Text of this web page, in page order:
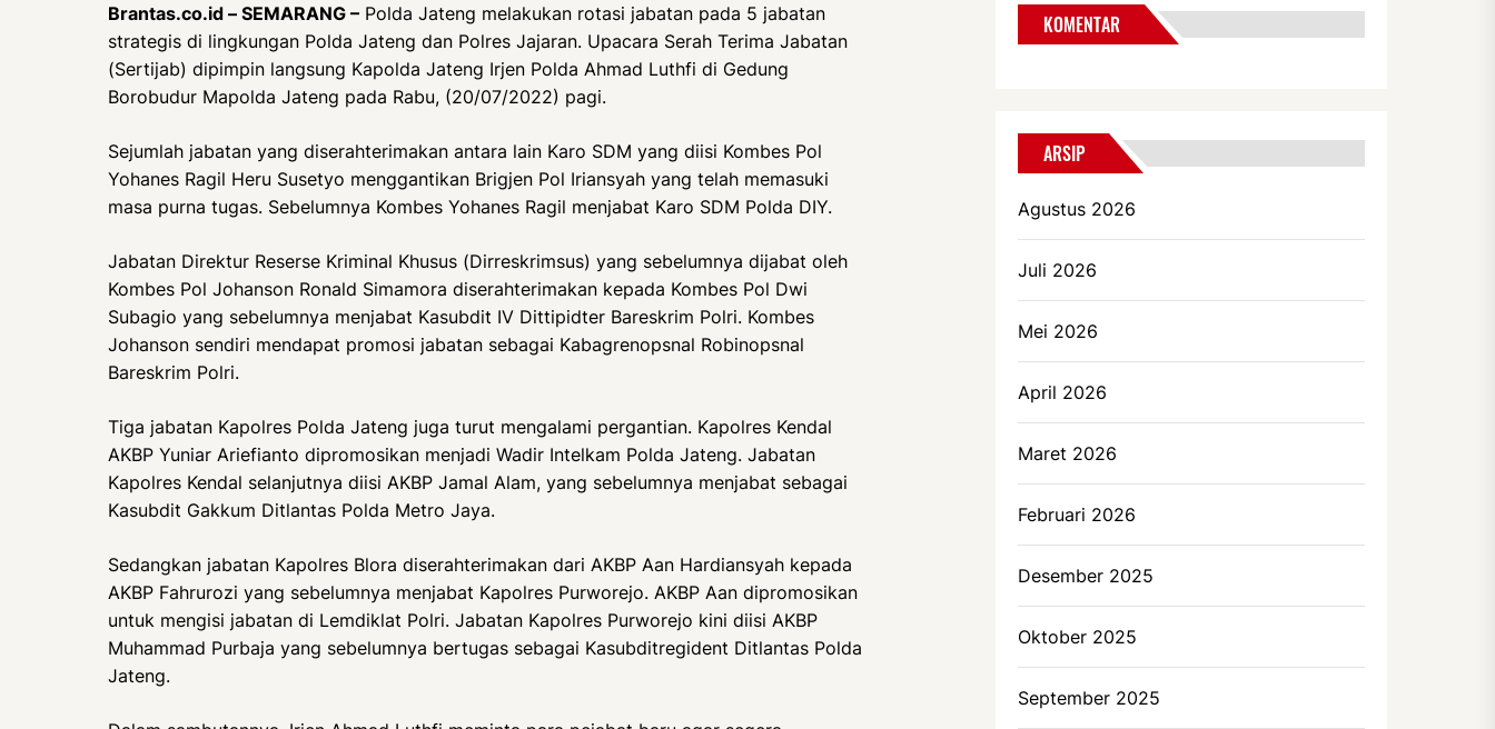
Brantas.co.id – SEMARANG – Polda Jateng melakukan rotasi jabatan pada 5 jabatan
strategis di lingkungan Polda Jateng dan Polres Jajaran. Upacara Serah Terima Jabatan
(Sertijab) dipimpin langsung Kapolda Jateng Irjen Polda Ahmad Luthfi di Gedung
Borobudur Mapolda Jateng pada Rabu, (20/07/2022) pagi.
Sejumlah jabatan yang diserahterimakan antara lain Karo SDM yang diisi Kombes Pol
Yohanes Ragil Heru Susetyo menggantikan Brigjen Pol Iriansyah yang telah memasuki
masa purna tugas. Sebelumnya Kombes Yohanes Ragil menjabat Karo SDM Polda DIY.
Jabatan Direktur Reserse Kriminal Khusus (Dirreskrimsus) yang sebelumnya dijabat oleh
Kombes Pol Johanson Ronald Simamora diserahterimakan kepada Kombes Pol Dwi
Subagio yang sebelumnya menjabat Kasubdit IV Dittipidter Bareskrim Polri. Kombes
Johanson sendiri mendapat promosi jabatan sebagai Kabagrenopsnal Robinopsnal
Bareskrim Polri.
Tiga jabatan Kapolres Polda Jateng juga turut mengalami pergantian. Kapolres Kendal
AKBP Yuniar Ariefianto dipromosikan menjadi Wadir Intelkam Polda Jateng. Jabatan
Kapolres Kendal selanjutnya diisi AKBP Jamal Alam, yang sebelumnya menjabat sebagai
Kasubdit Gakkum Ditlantas Polda Metro Jaya.
Sedangkan jabatan Kapolres Blora diserahterimakan dari AKBP Aan Hardiansyah kepada
AKBP Fahrurozi yang sebelumnya menjabat Kapolres Purworejo. AKBP Aan dipromosikan
untuk mengisi jabatan di Lemdiklat Polri. Jabatan Kapolres Purworejo kini diisi AKBP
Muhammad Purbaja yang sebelumnya bertugas sebagai Kasubditregident Ditlantas Polda
Jateng.
KOMENTAR
ARSIP
Agustus 2026
Juli 2026
Mei 2026
April 2026
Maret 2026
Februari 2026
Desember 2025
Oktober 2025
September 2025